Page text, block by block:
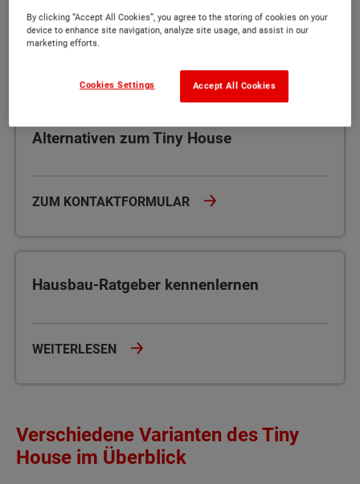
Alternativen zum Tiny House
ZUM KONTAKTFORMULAR
Hausbau-Ratgeber kennenlernen
WEITERLESEN
Verschiedene Varianten des Tiny
House im Überblick
By clicking “Accept All Cookies”, you agree to the storing of cookies on your
device to enhance site navigation, analyze site usage, and assist in our
marketing efforts.
Accept All Cookies
Cookies Settings